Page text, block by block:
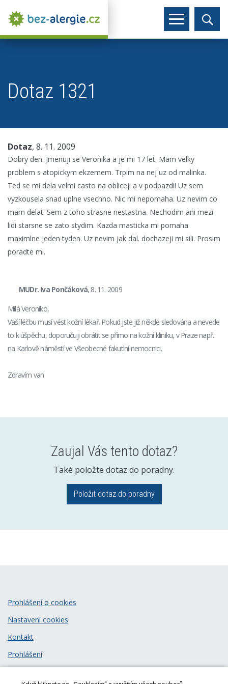
Dotaz 1321
Dotaz, 8. 11. 2009
Dobry den. Jmenuji se Veronika a je mi 17 let. Mam velky
problem s atopickym ekzemem. Trpim na nej uz od malinka.
Ted se mi dela velmi casto na obliceji a v podpazdi! Uz sem
vyzkousela snad uplne vsechno. Nic mi nepomaha. Uz nevim co
mam delat. Sem z toho strasne nestastna. Nechodim ani mezi
lidi starsne se zato stydim. Kazda masticka mi pomaha
maximlne jeden tyden. Uz nevim jak dal. dochazeji mi sili. Prosim
poradte mi.
MUDr. Iva Pončáková, 8. 11. 2009
Milá Veroniko,
Vaší léčbu musí vést kožní lékař. Pokud jste již někde sledována a nevede
to k úšpěchu, doporučuji obrátit se přímo na kožní kliniku, v Praze např.
na Karlově náměstí ve Všeobecné fakutlní nemocnici.
Zdravím van
Zaujal Vás tento dotaz?
Také položte dotaz do poradny.
Položit dotaz do poradny
Prohlášení o cookies
Nastavení cookies
Kontakt
Prohlášení